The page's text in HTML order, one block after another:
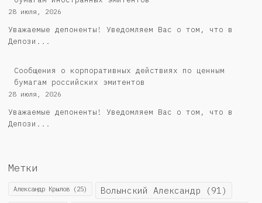
28 июля, 2026
Уважаемые депоненты! Уведомляем Вас о том, что в
Депози...
Cообщения о корпоративных действиях по ценным
бумагам российских эмитентов
28 июля, 2026
Уважаемые депоненты! Уведомляем Вас о том, что в
Депози...
Метки
Александр Крылов (25) Волынский Александр (91)